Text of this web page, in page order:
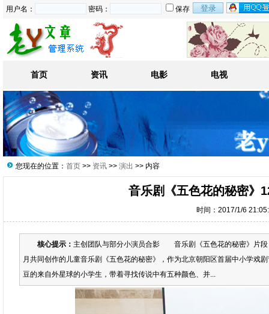
用户名： 密码： 保存
首页 资讯 电影 电视
您现在的位置： 首页 >> 资讯 >> 演出 >> 内容
音乐剧《五色花的秘密》
时间：2017/1/6
核心提示： 主创团队与部分小演员合影 音乐剧《五色花的秘密》片
月共同创作的儿童音乐剧《五色花的秘密》，作为北京朝阳区首届中小学
豆的来自外星球的小学生，带着寻找传说中有五种颜色、并...